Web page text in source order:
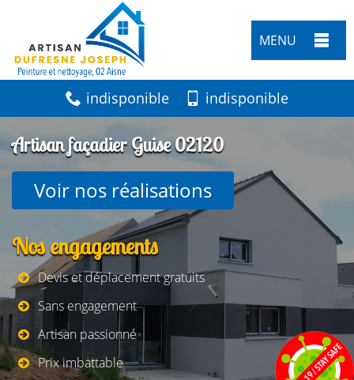
MENU
indisponible indisponible
Artisan façadier Guise 02120
Voir nos réalisations
Nos engagements
Devis et déplacement gratuits
Sans engagement
Artisan passionné
Prix imbattable